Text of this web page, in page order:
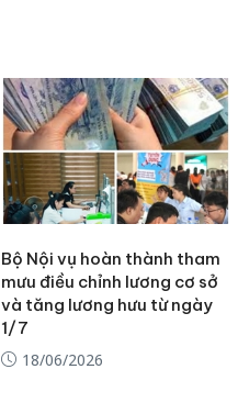
Bộ Nội vụ hoàn thành tham
mưu điều chỉnh lương cơ sở
và tăng lương hưu từ ngày
1/7
18/06/2026